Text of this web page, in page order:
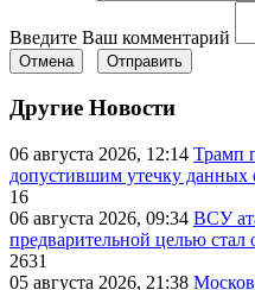
Введите Ваш комментарий
Отмена Отправить
Другие Новости
06 августа 2026, 12:14 Трамп
допустившим утечку
16
06 августа 2026, 09:34 ВСУ
предварительной целью
2631
05 августа 2026, 21:38